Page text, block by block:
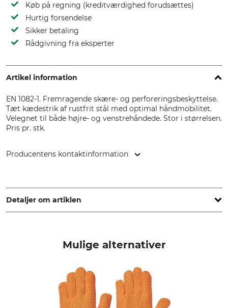
Køb på regning (kreditværdighed forudsættes)
Hurtig forsendelse
Sikker betaling
Rådgivning fra eksperter
Artikel information
EN 1082-1. Fremragende skære- og perforeringsbeskyttelse.
Tæt kædestrik af rustfrit stål med optimal håndmobilitet.
Velegnet til både højre- og venstrehåndede. Stor i størrelsen.
Pris pr. stk.
Producentens kontaktinformation
Handeloh, Germany, www.schlachthausfreund.com
Detaljer om artiklen
Mulige alternativer